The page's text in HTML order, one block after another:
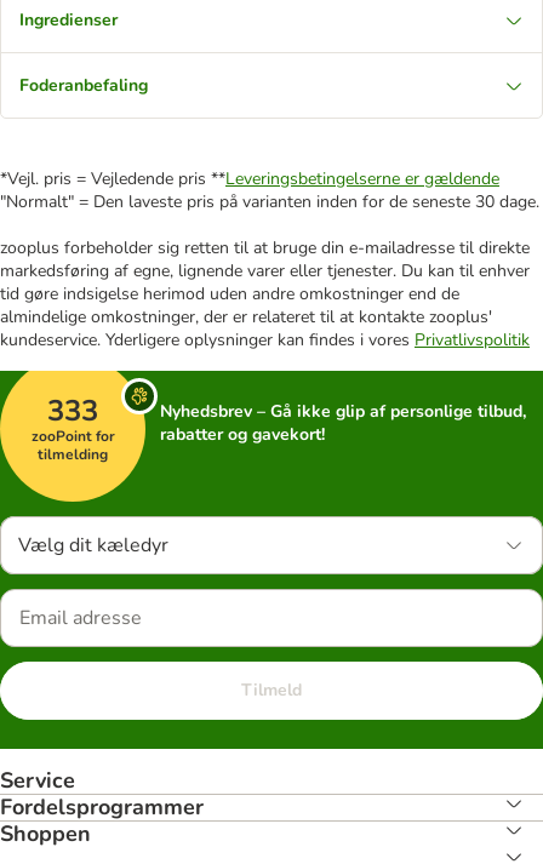
Ingredienser
Foderanbefaling
*Vejl. pris = Vejledende pris **Leveringsbetingelserne er gældende
"Normalt" = Den laveste pris på varianten inden for de seneste 30 dage.
zooplus forbeholder sig retten til at bruge din e-mailadresse til direkte
markedsføring af egne, lignende varer eller tjenester. Du kan til enhver
tid gøre indsigelse herimod uden andre omkostninger end de
almindelige omkostninger, der er relateret til at kontakte zooplus'
kundeservice. Yderligere oplysninger kan findes i vores Privatlivspolitik
333
zooPoint for
tilmelding
Nyhedsbrev – Gå ikke glip af personlige tilbud,
rabatter og gavekort!
Vælg dit kæledyr
Tilmeld
Service
Fordelsprogrammer
Shoppen